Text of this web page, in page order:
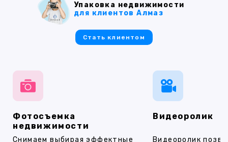
Фотосъемка
недвижимости
Снимаем выбирая эффектные
Видеоролик
Видеоролик
Упаковка недвижимости
для клиентов Алмаз
Стать клиентом